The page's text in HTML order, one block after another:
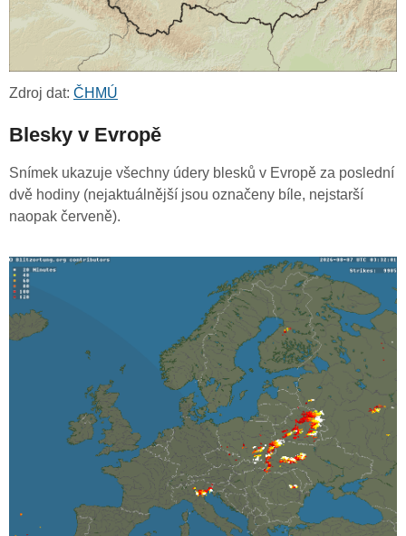
Zdroj dat: ČHMÚ
Blesky v Evropě
Snímek ukazuje všechny údery blesků v Evropě za poslední
dvě hodiny (nejaktuálnější jsou označeny bíle, nejstarší
naopak červeně).